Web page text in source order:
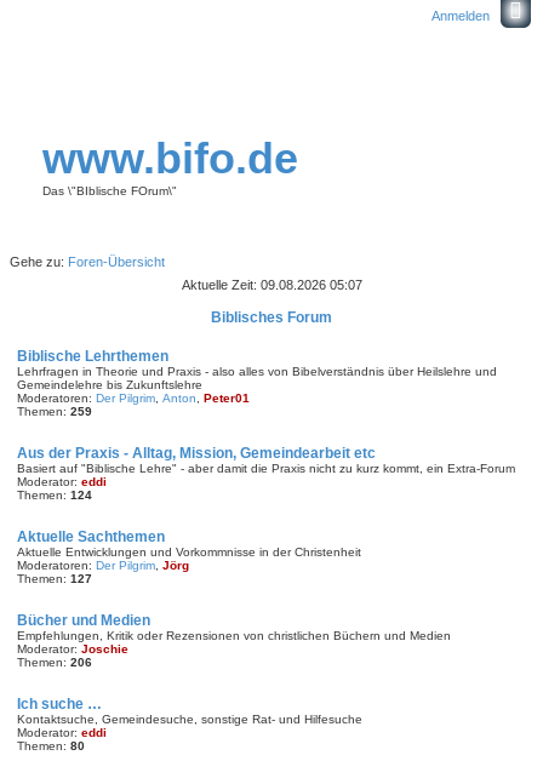
Anmelden
www.bifo.de
Das \"BIblische FOrum\"
Gehe zu: Foren-Übersicht
Aktuelle Zeit: 09.08.2026 05:07
Biblisches Forum
Biblische Lehrthemen
Lehrfragen in Theorie und Praxis - also alles von Bibelverständnis über Heilslehre und
Gemeindelehre bis Zukunftslehre
Moderatoren: Der Pilgrim Anton
Peter01
Themen: 259
Aus der Praxis - Alltag, Mission, Gemeindearbeit etc
Basiert auf "Biblische Lehre" - aber damit die Praxis nicht zu kurz kommt, ein Extra-Forum
Moderator: eddi
Themen: 124
Aktuelle Sachthemen
Aktuelle Entwicklungen und Vorkommnisse in der Christenheit
Moderatoren: Der Pilgrim Jörg
Themen: 127
Bücher und Medien
Empfehlungen, Kritik oder Rezensionen von christlichen Büchern und Medien
Moderator: Joschie
Themen: 206
Ich suche …
Kontaktsuche, Gemeindesuche, sonstige Rat- und Hilfesuche
Moderator: eddi
Themen: 80